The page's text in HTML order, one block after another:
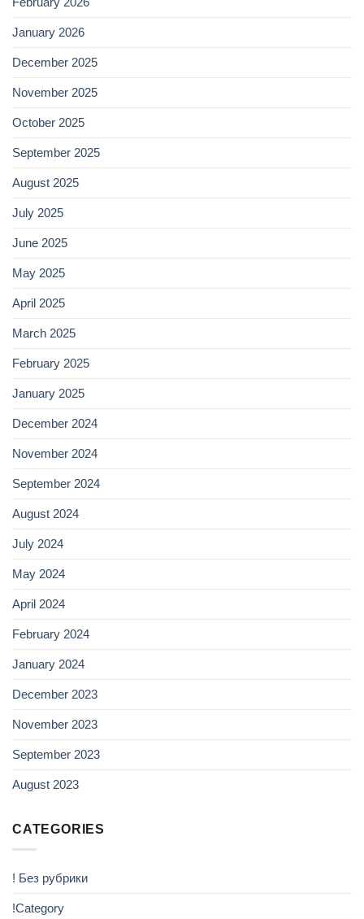
January 2026
December 2025
November 2025
October 2025
September 2025
August 2025
July 2025
June 2025
May 2025
April 2025
March 2025
February 2025
January 2025
December 2024
November 2024
September 2024
August 2024
July 2024
May 2024
April 2024
February 2024
January 2024
December 2023
November 2023
September 2023
August 2023
CATEGORIES
! Без рубрики
!Category